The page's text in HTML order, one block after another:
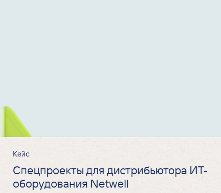
Кейс
Спецпроекты для дистрибьютора ИТ-
оборудования Netwell